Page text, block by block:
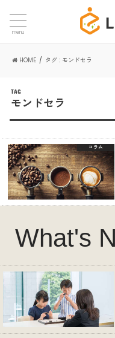
menu
HOME タグ : モンドセラ
TAG
モンドセラ
コラム
What's